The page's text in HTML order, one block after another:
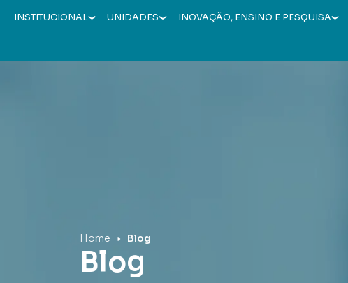
INSTITUCIONAL UNIDADES INOVAÇÃO, ENSINO E PESQUISA
Home Blog
Blog